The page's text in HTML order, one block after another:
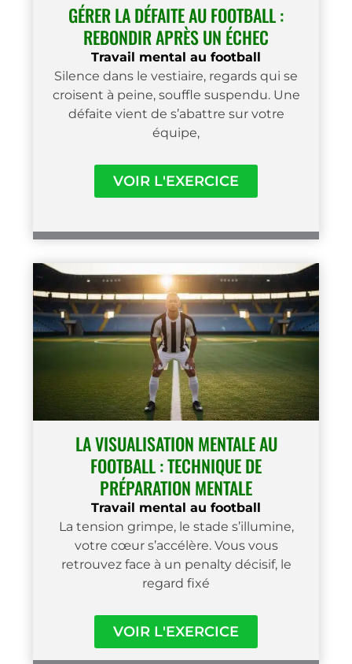
GÉRER LA DÉFAITE AU FOOTBALL :
REBONDIR APRÈS UN ÉCHEC
Travail mental au football
Silence dans le vestiaire, regards qui se
croisent à peine, souffle suspendu. Une
défaite vient de s’abattre sur votre
équipe,
VOIR L'EXERCICE
LA VISUALISATION MENTALE AU
FOOTBALL : TECHNIQUE DE
PRÉPARATION MENTALE
Travail mental au football
La tension grimpe, le stade s’illumine,
votre cœur s’accélère. Vous vous
retrouvez face à un penalty décisif, le
regard fixé
VOIR L'EXERCICE